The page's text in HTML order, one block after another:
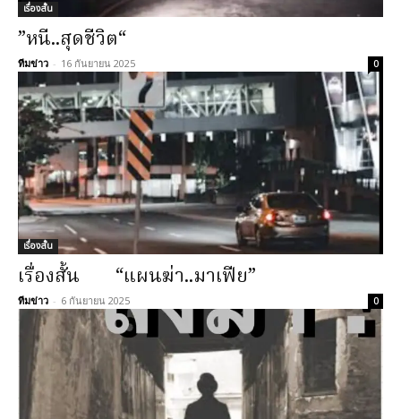
เรื่องสั้น
”หนี..สุดชีวิต“
ทีมข่าว - 16 กันยายน 2025 0
เรื่องสั้น
เรื่องสั้น “แผนฆ่า..มาเฟีย”
ทีมข่าว - 6 กันยายน 2025 0